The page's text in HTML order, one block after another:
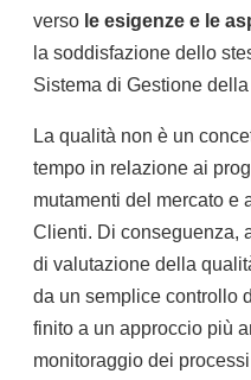
verso le esigenze e le
la soddisfazione dello
Sistema di Gestione
La qualità non è un
tempo in relazione ai
mutamenti del mercato e
Clienti. Di conseguenza,
di valutazione della
da un semplice controllo
finito a un approccio più
monitoraggio dei